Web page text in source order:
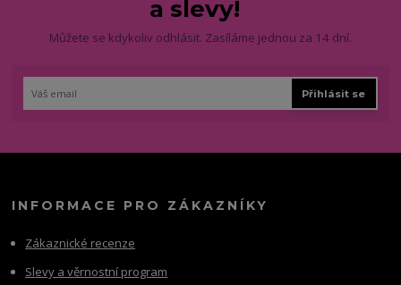
a slevy!
Můžete se kdykoliv odhlásit. Zasíláme jednou za 14 dní.
Přihlásit se
INFORMACE PRO ZÁKAZNÍKY
Zákaznické recenze
Slevy a věrnostní program